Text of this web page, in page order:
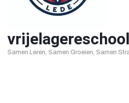
Samen Leren, Samen Groeien, Samen